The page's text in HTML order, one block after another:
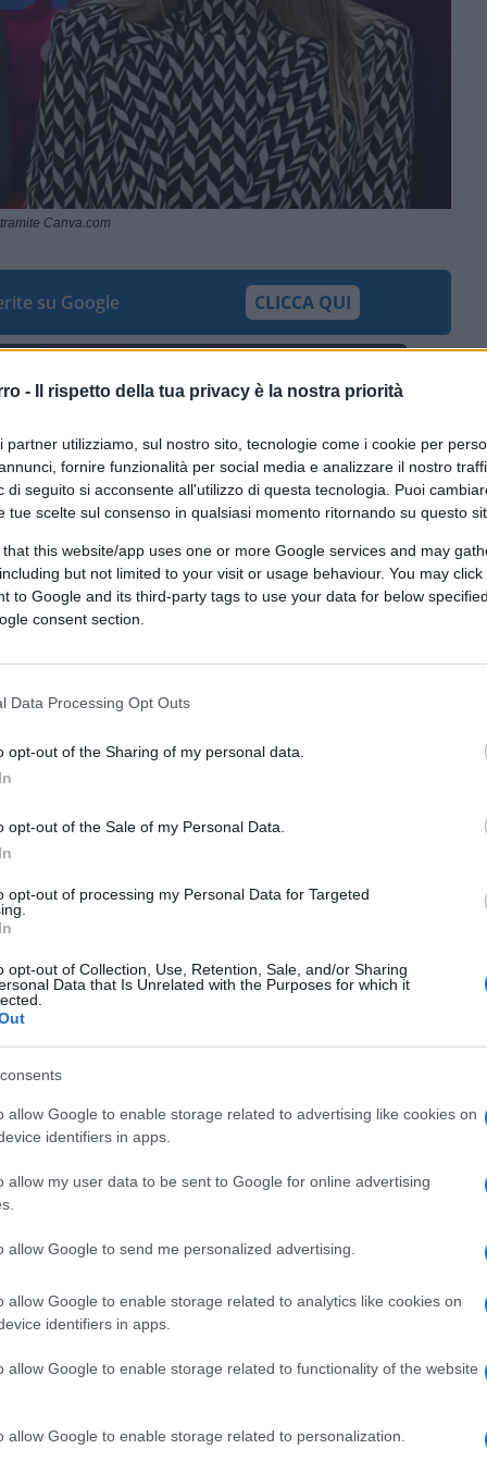
- Il rispetto della tua privacy è la nostra priorità
partner utilizziamo, sul nostro sito, tecnologie come i cookie per
fornire funzionalità per social media e analizzare il nostro
di seguito si acconsente all'utilizzo di questa tecnologia. Puoi
tue scelte sul consenso in qualsiasi momento ritornando su questo
that this website/app uses one or more Google services and may
but not limited to your visit or usage behaviour. You may
to Google and its third-party tags to use your data for below
consent section.
Data Processing Opt Outs
opt-out of the Sharing of my personal data.
opt-out of the Sale of my Personal Data.
opt-out of processing my Personal Data for Targeted
opt-out of Collection, Use, Retention, Sale, and/or Sharing
Data that Is Unrelated with the Purposes for which it
allow Google to enable storage related to advertising like cookies on
identifiers in apps.
allow my user data to be sent to Google for online advertising
allow Google to send me personalized advertising.
allow Google to enable storage related to analytics like cookies on
identifiers in apps.
allow Google to enable storage related to functionality of the website
allow Google to enable storage related to personalization.
Canva.com
su Google CLICCA QUI
0:00/--:--
attivista a firma Democratica,Taylor Swift,
a poche settimane dall’Election
la loro scelta. Un nuovo sondaggio
della cantante tra gli elettori sia calata
del 10 settembre scorso.
di Taylor Swift tra gli elettori registrati
dal 40% del 2023 al 33% di quest’anno.
su di lei, ora è il 27%. Circa il 26%
Swift, in calo rispetto al 34% del
venerdì fa, definisce precisamente
la reazione e l’impatto che i
ha poi rilevato come la stragrande
minimamente delle opinioni
separato di YouGov ha rilevato che la
dal suo appoggio.
non fa che degenerare. Lo stesso
elettori repubblicani siano sempre più
di endorsement politico “non richieste”.
un’opinione negativa della Swift, in
Solo il 12% dei repubblicani afferma
di nuovo in calo rispetto al 28% dello
il suo voto per la vicepresidente
del 10 settembre, per